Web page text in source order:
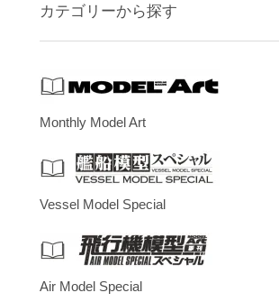
カテゴリーから探す
Monthly Model Art
Vessel Model Special
Air Model Special